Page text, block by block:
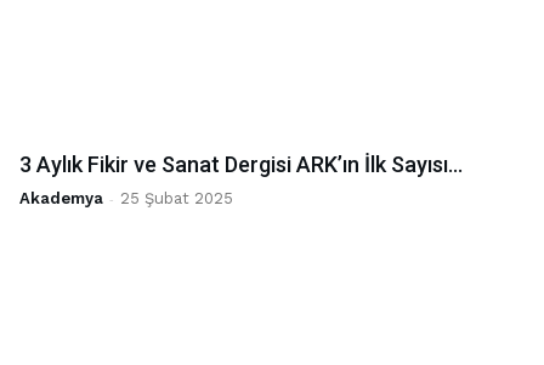
3 Aylık Fikir ve Sanat Dergisi ARK’ın İlk Sayısı...
Akademya - 25 Şubat 2025